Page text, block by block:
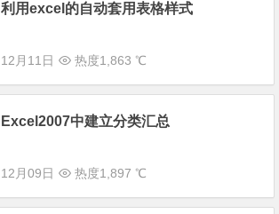
利用excel的自动套用表格样式
12月11日 热度1,863 ℃
Excel2007中建立分类汇总
12月09日 热度1,897 ℃